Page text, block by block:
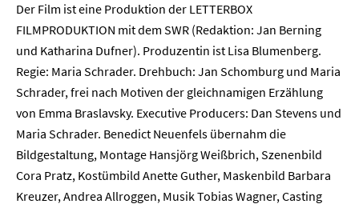
Der Film ist eine Produktion der LETTERBOX
FILMPRODUKTION mit dem SWR (Redaktion: Jan Berning
und Katharina Dufner). Produzentin ist Lisa Blumenberg.
Regie: Maria Schrader. Drehbuch: Jan Schomburg und Maria
Schrader, frei nach Motiven der gleichnamigen Erzählung
von Emma Braslavsky. Executive Producers: Dan Stevens und
Maria Schrader. Benedict Neuenfels übernahm die
Bildgestaltung, Montage Hansjörg Weißbrich, Szenenbild
Cora Pratz, Kostümbild Anette Guther, Maskenbild Barbara
Kreuzer, Andrea Allroggen, Musik Tobias Wagner, Casting
Presse
Karriere
Kontakt
Newsletter Datenschutz Impressum